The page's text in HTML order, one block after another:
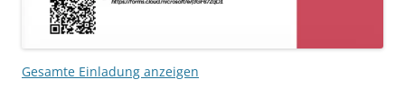
Gesamte Einladung anzeigen